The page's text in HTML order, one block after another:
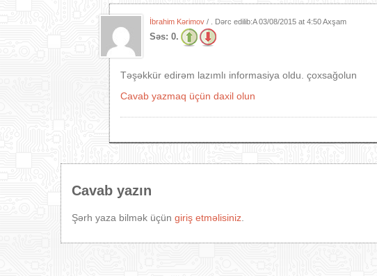
İbrahim Kərimov / . Dərc edilib:A03/08/2015 at 4:50 Axşam
Səs: 0.
Təşəkkür edirəm lazımlı informasiya oldu. çoxsağolun
Cavab yazmaq üçün daxil olun
Cavab yazın
Şərh yaza bilmək üçün giriş etməlisiniz